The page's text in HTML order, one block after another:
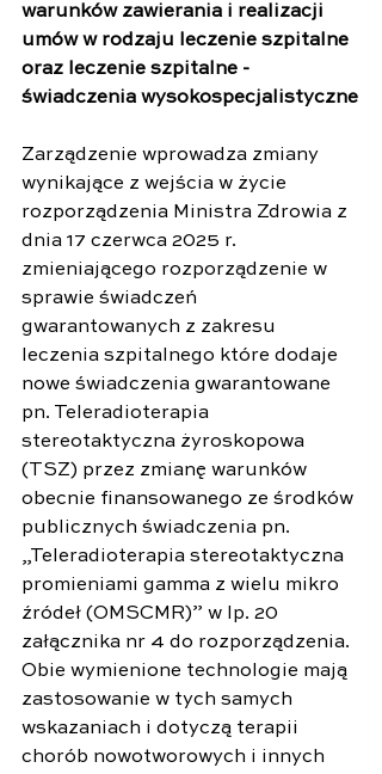
warunków zawierania i realizacji
umów w rodzaju leczenie szpitalne
oraz leczenie szpitalne -
świadczenia wysokospecjalistyczne
Zarządzenie wprowadza zmiany
wynikające z wejścia w życie
rozporządzenia Ministra Zdrowia z
dnia 17 czerwca 2025 r.
zmieniającego rozporządzenie w
sprawie świadczeń
gwarantowanych z zakresu
leczenia szpitalnego które dodaje
nowe świadczenia gwarantowane
pn. Teleradioterapia
stereotaktyczna żyroskopowa
(TSZ) przez zmianę warunków
obecnie finansowanego ze środków
publicznych świadczenia pn.
„Teleradioterapia stereotaktyczna
promieniami gamma z wielu mikro
źródeł (OMSCMR)” w lp. 20
załącznika nr 4 do rozporządzenia.
Obie wymienione technologie mają
zastosowanie w tych samych
wskazaniach i dotyczą terapii
chorób nowotworowych i innych